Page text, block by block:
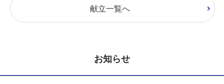
献立一覧へ
お知らせ